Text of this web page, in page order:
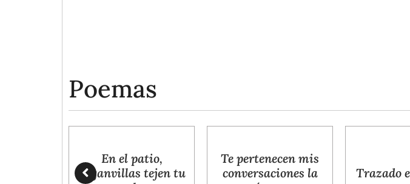
Poemas
En el patio,
buganvillas tejen tu
Te pertenecen mis
conversaciones la
Trazado en el polvo